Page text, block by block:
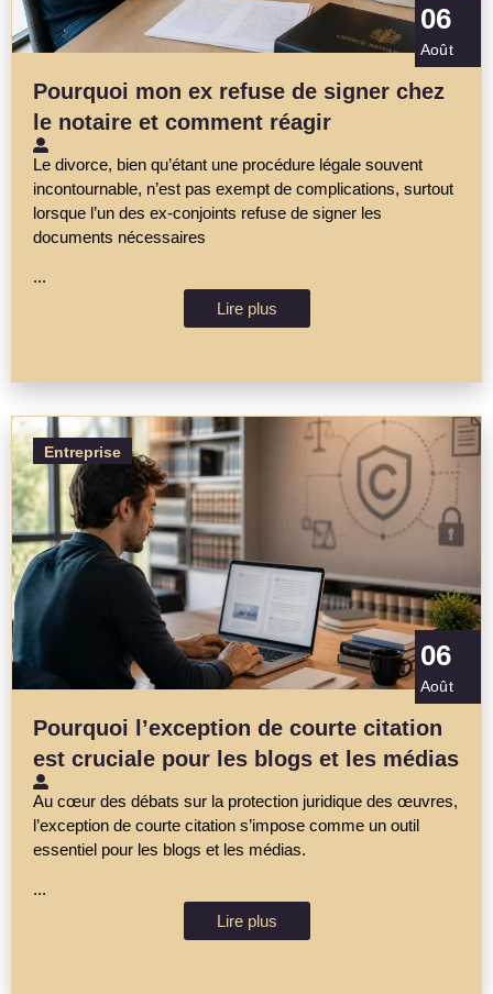
06
Août
Pourquoi mon ex refuse de signer chez
le notaire et comment réagir
Le divorce, bien qu’étant une procédure légale souvent
incontournable, n’est pas exempt de complications, surtout
lorsque l’un des ex-conjoints refuse de signer les
documents nécessaires
...
Lire plus
Entreprise
06
Août
Pourquoi l’exception de courte citation
est cruciale pour les blogs et les médias
Au cœur des débats sur la protection juridique des œuvres,
l’exception de courte citation s’impose comme un outil
essentiel pour les blogs et les médias.
...
Lire plus